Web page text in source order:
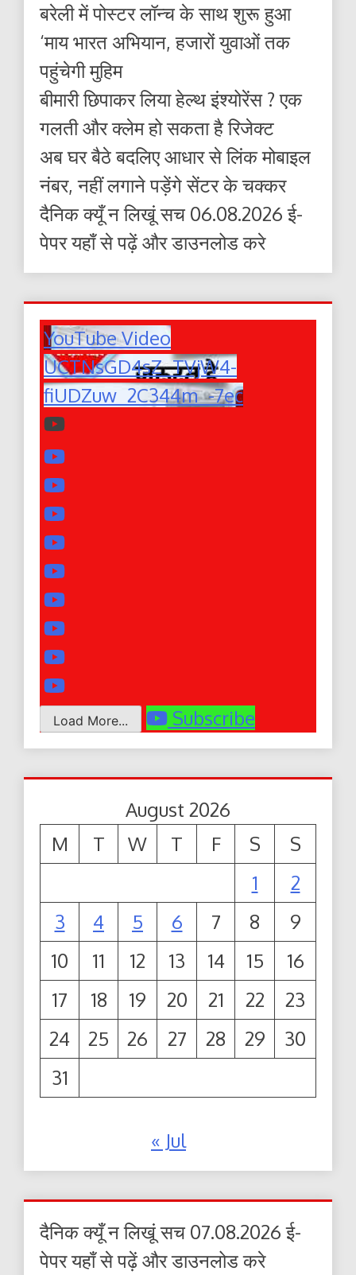
बरेली में पोस्टर लॉन्च के साथ शुरू हुआ
‘माय भारत अभियान, हजारों युवाओं तक
पहुंचेगी मुहिम
बीमारी छिपाकर लिया हेल्थ इंश्योरेंस ? एक
गलती और क्लेम हो सकता है रिजेक्ट
अब घर बैठे बदलिए आधार से लिंक मोबाइल
नंबर, नहीं लगाने पड़ेंगे सेंटर के चक्कर
दैनिक क्यूँ न लिखूं सच 06.08.2026 ई-
पेपर यहाँ से पढ़ें और डाउनलोड करे
YouTube Video
UCTNsGD4sZ_TVjW4-
fiUDZuw_2C344m_-7ec
Load More... Subscribe
August 2026
M
T W T F S
S
1
2
3
4 5 6 7 8
9
10
11 12 13 14 15
16
17
18 19 20 21 22
23
24
25 26 27 28 29
30
31
« Jul
दैनिक क्यूँ न लिखूं सच 07.08.2026 ई-
पेपर यहाँ से पढ़ें और डाउनलोड करे